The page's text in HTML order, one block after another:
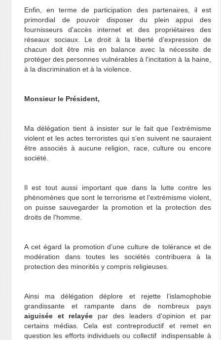
Enfin, en terme de participation des partenaires, il est
primordial de pouvoir disposer du plein appui des
fournisseurs d'accès internet et des propriétaires des
réseaux sociaux. Le droit à la liberté d’expression de
chacun doit être mis en balance avec la nécessite de
protéger des personnes vulnérables à l’incitation à la haine,
à la discrimination et à la violence.
Monsieur le Président,
Ma délégation tient à insister sur le fait que l’extrémisme
violent et les actes terroristes qui s’en suivent ne sauraient
être associés à aucune religion, race, culture ou encore
société.
Il est tout aussi important que dans la lutte contre les
phénomènes que sont le terrorisme et l’extrémisme violent,
on puisse sauvegarder la promotion et la protection des
droits de l’homme.
A cet égard la promotion d’une culture de tolérance et de
modération dans toutes les sociétés contribuera à la
protection des minorités y compris religieuses.
Ainsi ma délégation déplore et rejette l’islamophobie
grandissante et rampante dans de nombreux pays
aiguisée et relayée par des leaders d’opinion et par
certains médias. Cela est contreproductif et remet en
question les efforts individuels ou collectif indispensable à